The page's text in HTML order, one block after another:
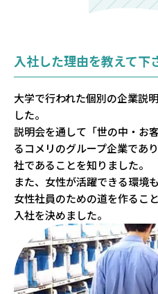
入社した理由を教えて下
大学で行われた個別の企業説
した。
説明会を通して「世の中・お
るコメリのグループ企業であ
社であることを知りました。
また、女性が活躍できる環境
女性社員のための道を作るこ
入社を決めました。